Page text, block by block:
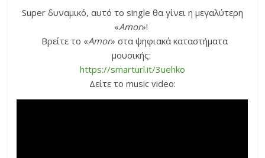
Super δυναμικό, αυτό το single θα γίνει η μεγαλύτερη
«Amor»!
Βρείτε το «Amor» στα ψηφιακά καταστήματα
μουσικής:
https://smarturl.it/3uehko
Δείτε το music video: